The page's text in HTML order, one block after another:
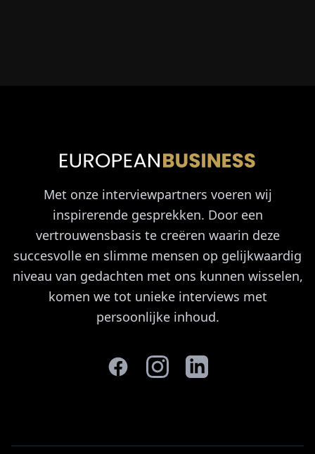
Met onze interviewpartners voeren wij
inspirerende gesprekken. Door een
vertrouwensbasis te creëren waarin deze
succesvolle en slimme mensen op gelijkwaardig
niveau van gedachten met ons kunnen wisselen,
komen we tot unieke interviews met
persoonlijke inhoud.